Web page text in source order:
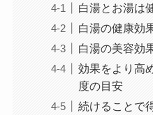
白湯とお湯は
白湯の健康効
白湯の美容効
効果をより高
度の目安
続けることで